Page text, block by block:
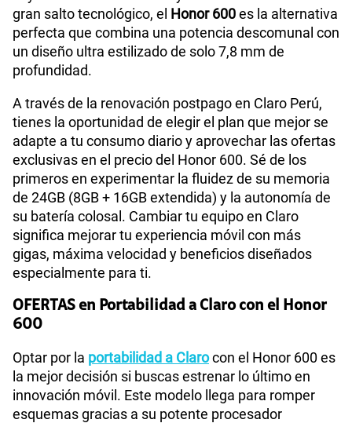
gran salto tecnológico, el Honor 600es la alternativa
perfecta que combina una potencia descomunal con
un diseño ultra estilizado de solo 7,8 mm de
profundidad.
A través de la renovación postpago en Claro Perú,
tienes la oportunidad de elegir el plan que mejor se
adapte a tu consumo diario y aprovechar las ofertas
exclusivas en el precio del Honor 600. Sé de los
primeros en experimentar la fluidez de su memoria
de 24GB (8GB + 16GB extendida) y la autonomía de
su batería colosal. Cambiar tu equipo en Claro
significa mejorar tu experiencia móvil con más
gigas, máxima velocidad y beneficios diseñados
especialmente para ti.
OFERTAS en Portabilidad a Claro con el Honor
600
Optar por la portabilidad a Clarocon el Honor 600 es
la mejor decisión si buscas estrenar lo último en
innovación móvil. Este modelo llega para romper
esquemas gracias a su potente procesador